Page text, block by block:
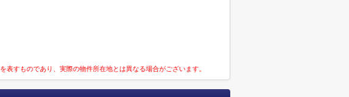
すものであり、実際の物件所在地とは異なる場合がございます。